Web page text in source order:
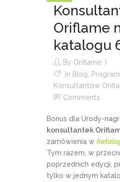
Oriflame
katalogu
By Oriflame
In Blog
Konsultantów
Comments
Bonus dla Urody-
konsultantek
zamówienia w
Tym razem, w
poprzednich edycji,
tylko w jednym